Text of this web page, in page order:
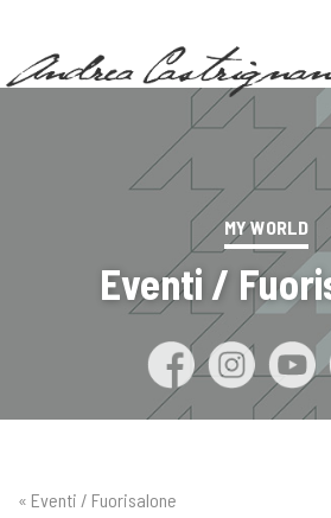
MY WORLD
Eventi /
« Eventi / Fuorisalone